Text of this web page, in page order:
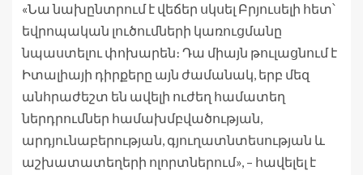
«Նա նախընտրում է վեճեր սկսել Բրյուսելի հետ՝
եվրոպական լուծումների կառուցմանը
նպաստելու փոխարեն։ Դա միայն թուլացնում է
Իտալիայի դիրքերը այն ժամանակ, երբ մեզ
անհրաժեշտ են ավելի ուժեղ համատեղ
ներդրումներ համախմբվածության,
արդյունաբերության, գյուղատնտեսության և
աշխատատեղերի ոլորտներում», – հավելել է